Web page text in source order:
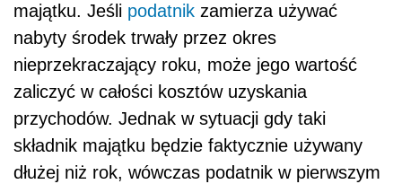
majątku. Jeśli podatnik zamierza używać
nabyty środek trwały przez okres
nieprzekraczający roku, może jego wartość
zaliczyć w całości kosztów uzyskania
przychodów. Jednak w sytuacji gdy taki
składnik majątku będzie faktycznie używany
dłużej niż rok, wówczas podatnik w pierwszym